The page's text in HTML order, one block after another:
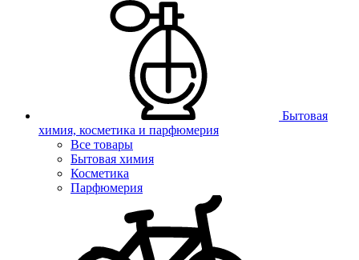
Бытовая
химия, косметика и парфюмерия
Все товары
Бытовая химия
Косметика
Парфюмерия